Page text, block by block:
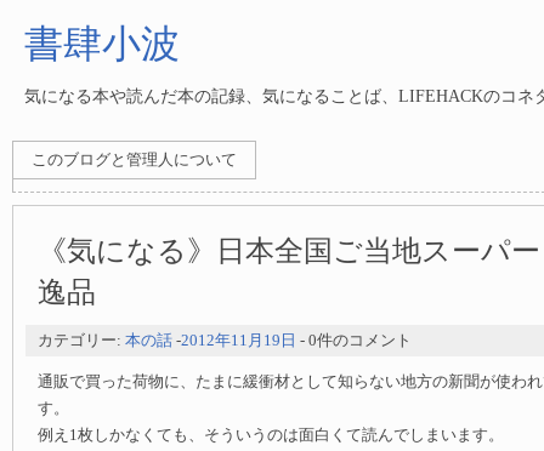
書肆小波
気になる本や読んだ本の記録、気になることば、LIFEHACKのコネ
このブログと管理人について
《気になる》日本全国ご当地スーパ
逸品
カテゴリー: 本の話 -2012年11月19日 - 0件のコメント
通販で買った荷物に、たまに緩衝材として知らない地方の新聞が使わ
す。
例え1枚しかなくても、そういうのは面白くて読んでしまいます。